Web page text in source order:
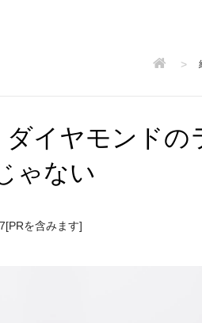
>
イヤモンドの
ゃない
[PRを含みます]